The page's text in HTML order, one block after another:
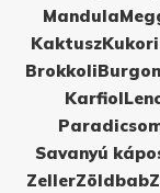
Mandula
Kaktusz
Brokkoli
Karfiol
Savanyú
ZellerZöldbab